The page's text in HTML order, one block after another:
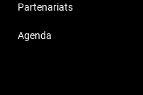
Partenariats
Agenda